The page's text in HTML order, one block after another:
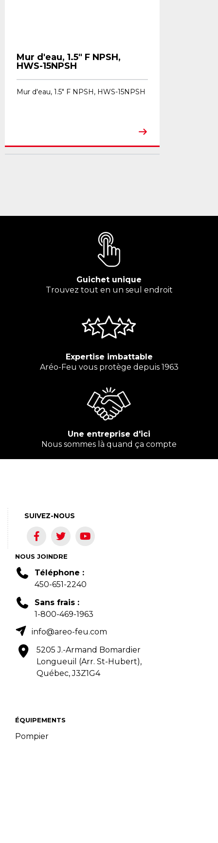
Mur d'eau, 1.5" F NPSH,
HWS-15NPSH
Mur d'eau, 1.5" F NPSH, HWS-15NPSH
Guichet unique
Trouvez tout en un seul endroit
Expertise imbattable
Aréo-Feu vous protège depuis 1963
Une entreprise d'ici
Nous sommes là quand ça compte
ÉQUIPEMENTS
Pompier
NOUS JOINDRE
Téléphone :
450-651-2240
Sans frais :
1-800-469-1963
info@areo-feu.com
5205 J.-Armand Bomardier
Longueuil (Arr. St-Hubert),
Québec, J3Z1G4
SUIVEZ-NOUS